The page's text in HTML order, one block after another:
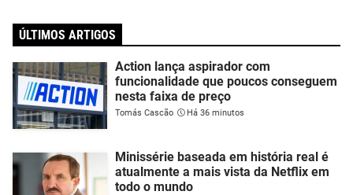
ÚLTIMOS ARTIGOS
Action lança aspirador com
funcionalidade que poucos conseguem
nesta faixa de preço
Tomás Cascão Há 36 minutos
Minissérie baseada em história real é
atualmente a mais vista da Netflix em
todo o mundo